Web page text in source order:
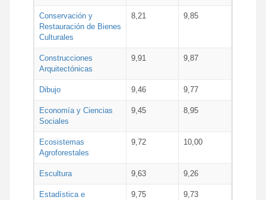
Conservación y
Restauración de Bienes
Culturales
8,21 9,85
Construcciones
Arquitectónicas
9,91 9,87
Dibujo 9,46 9,77
Economía y Ciencias
Sociales
9,45 8,95
Ecosistemas
Agroforestales
9,72 10,00
Escultura 9,63 9,26
Estadística e
9,75 9,73